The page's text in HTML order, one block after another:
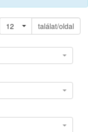
12
találat/oldal